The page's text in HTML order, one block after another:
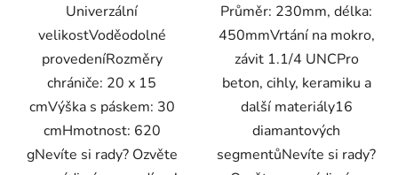
Univerzální
velikostVoděodolné
provedeníRozměry
chrániče: 20 x 15
cmVýška s páskem: 30
cmHmotnost: 620
gNevíte si rady? Ozvěte
Průměr: 230mm, délka:
450mmVrtání na mokro,
závit 1.1/4 UNCPro
beton, cihly, keramiku a
další materiály16
diamantových
segmentůNevíte si rady?